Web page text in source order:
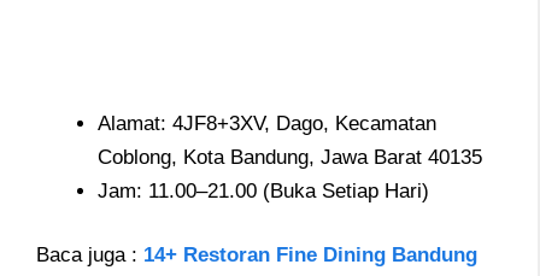
Alamat: 4JF8+3XV, Dago, Kecamatan
Coblong, Kota Bandung, Jawa Barat 40135
Jam: 11.00–21.00 (Buka Setiap Hari)
Baca juga : 14+ Restoran Fine Dining Bandung